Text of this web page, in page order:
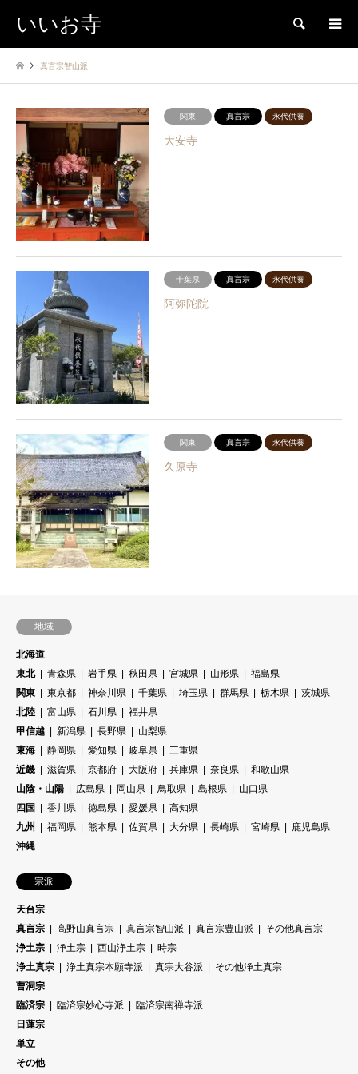
いいお寺 検索
真言宗智山派
関東 真言宗 永代供養
大安寺
千葉県 真言宗 永代供養
阿弥陀院
関東 真言宗 永代供養
久原寺
地域
北海道
東北
青森県 岩手県 秋田県 宮城県 山形県
福島県
関東
東京都 神奈川県 千葉県 埼玉県 群馬県 栃木県
茨城県
北陸
富山県 石川県
福井県
甲信越
新潟県 長野県
山梨県
東海
静岡県 愛知県 岐阜県
三重県
近畿
滋賀県 京都府 大阪府 兵庫県 奈良県
和歌山県
山陰・山陽
広島県 岡山県 鳥取県 島根県
山口県
四国
香川県 徳島県 愛媛県
高知県
九州
福岡県 熊本県 佐賀県 大分県 長崎県 宮崎県
鹿児島県
沖縄
宗派
天台宗
真言宗
高野山真言宗 真言宗智山派 真言宗豊山派
その他真言宗
浄土宗
浄土宗 西山浄土宗
時宗
浄土真宗
浄土真宗本願寺派 真宗大谷派
その他浄土真宗
曹洞宗
臨済宗
臨済宗妙心寺派
臨済宗南禅寺派
日蓮宗
単立
その他